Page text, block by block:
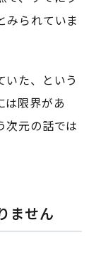
みられていま
いた、という
は限界があ
次元の話では
ません